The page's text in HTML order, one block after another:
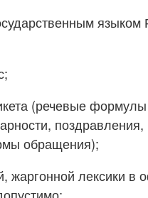
языком
(речевые
обращения);
жаргонной лексики в